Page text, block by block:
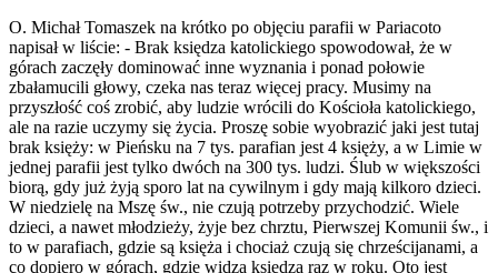
O. Michał Tomaszek na krótko po objęciu parafii w Pariacoto
napisał w liście: - Brak księdza katolickiego spowodował, że w
górach zaczęły dominować inne wyznania i ponad połowie
zbałamucili głowy, czeka nas teraz więcej pracy. Musimy na
przyszłość coś zrobić, aby ludzie wrócili do Kościoła katolickiego,
ale na razie uczymy się życia. Proszę sobie wyobrazić jaki jest tutaj
brak księży: w Pieńsku na 7 tys. parafian jest 4 księży, a w Limie w
jednej parafii jest tylko dwóch na 300 tys. ludzi. Ślub w większości
biorą, gdy już żyją sporo lat na cywilnym i gdy mają kilkoro dzieci.
W niedzielę na Mszę św., nie czują potrzeby przychodzić. Wiele
dzieci, a nawet młodzieży, żyje bez chrztu, Pierwszej Komunii św., i
to w parafiach, gdzie są księża i chociaż czują się chrześcijanami, a
co dopiero w górach, gdzie widzą księdza raz w roku. Oto jest